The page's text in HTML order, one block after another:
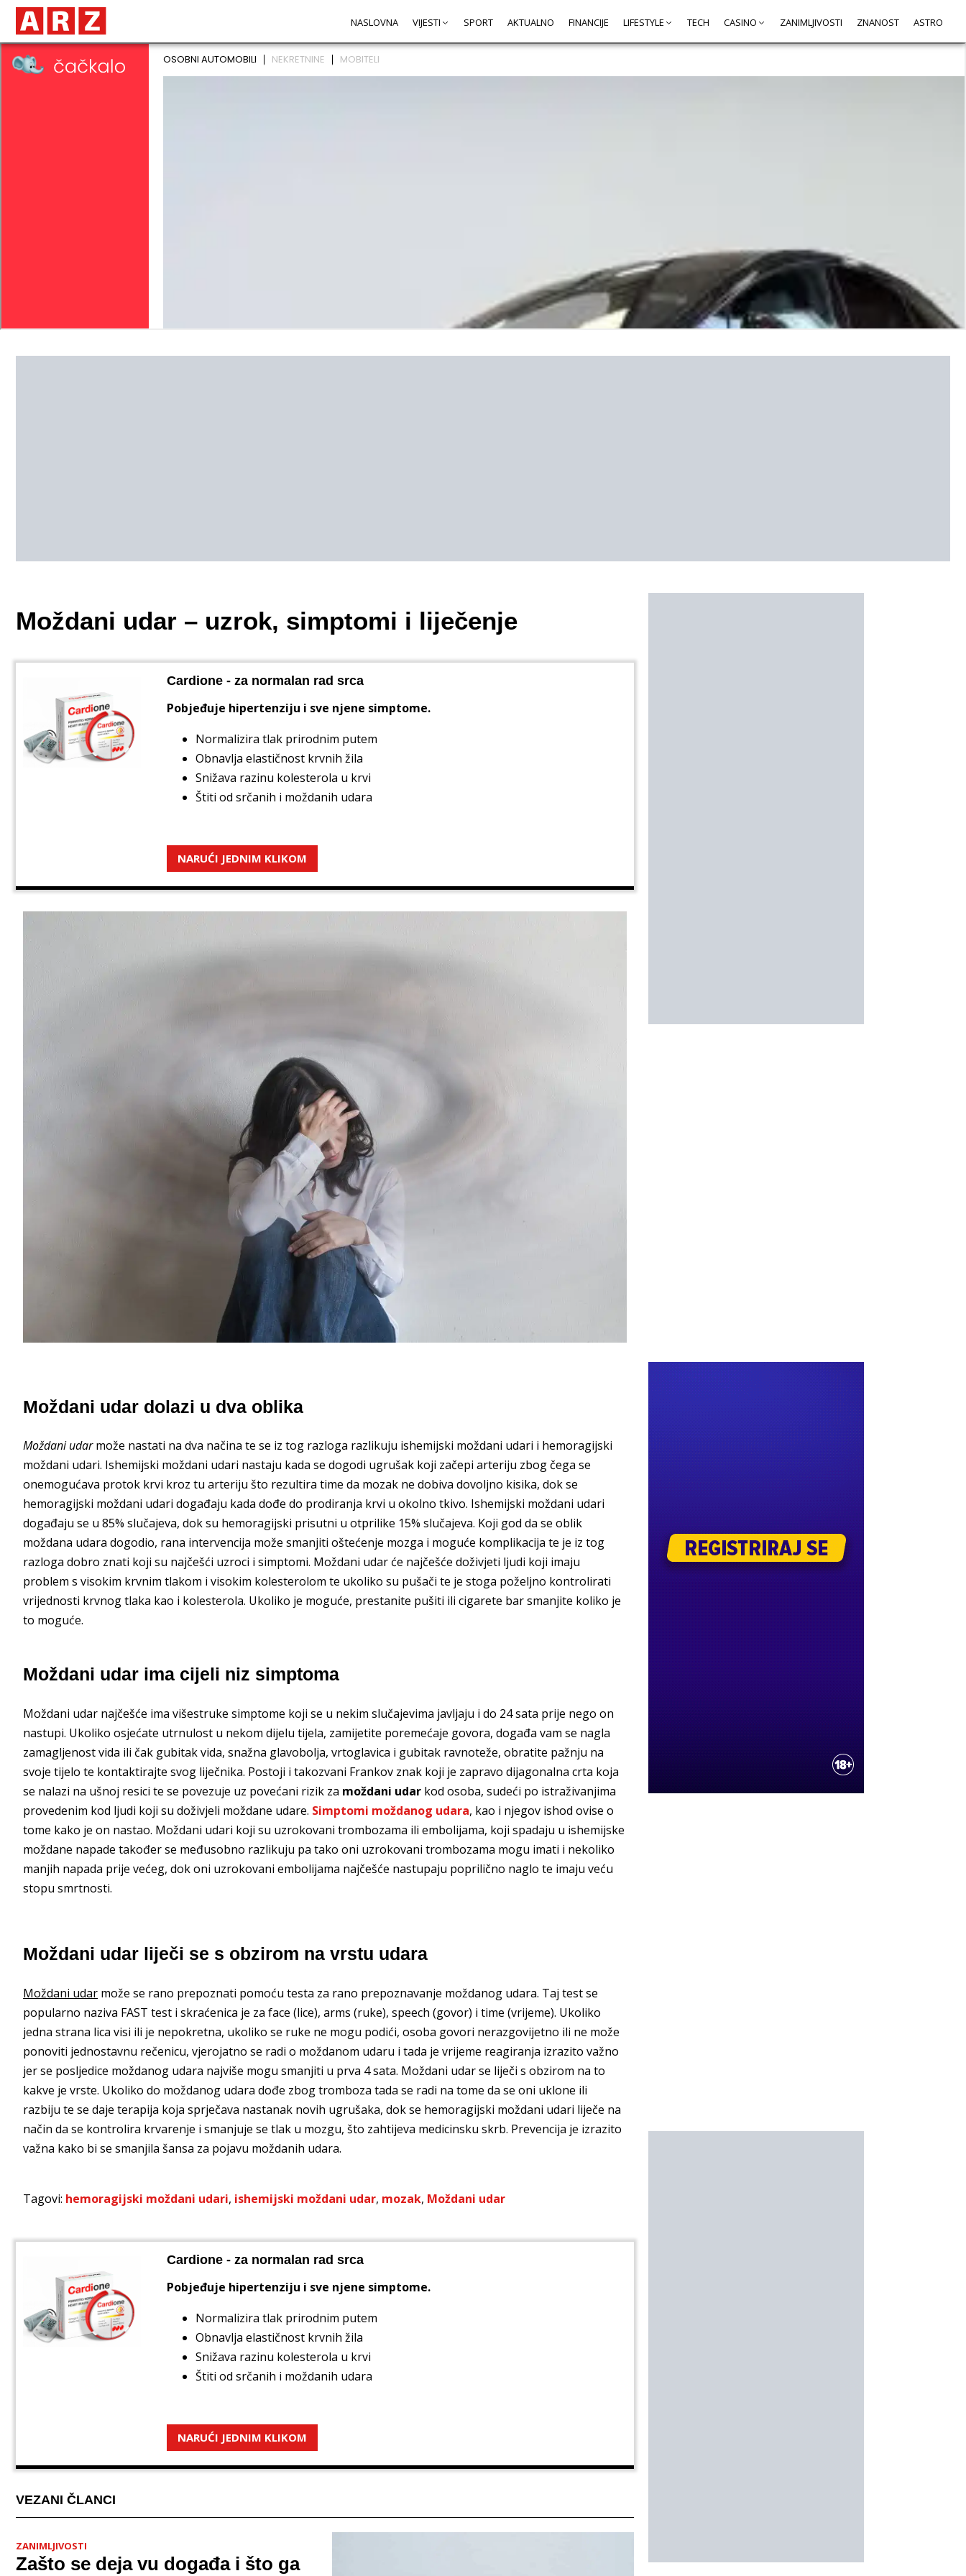
NASLOVNA VIJESTI SPORT AKTUALNO FINANCIJE LIFESTYLE TECH CASINO ZANIMLJIVOSTI ZNANOST ASTRO
Moždani udar – uzrok, simptomi i liječenje
Cardione - za normalan rad srca
Pobjeđuje hipertenziju i sve njene simptome.
Normalizira tlak prirodnim putem
Obnavlja elastičnost krvnih žila
Snižava razinu kolesterola u krvi
Štiti od srčanih i moždanih udara
NARUĆI JEDNIM KLIKOM
Moždani udar dolazi u dva oblika
Moždani udarmože nastati na dva načina te se iz tog razloga razlikuju ishemijski moždani udari i hemoragijski
moždani udari. Ishemijski moždani udari nastaju kada se dogodi ugrušak koji začepi arteriju zbog čega se
onemogućava protok krvi kroz tu arteriju što rezultira time da mozak ne dobiva dovoljno kisika, dok se
hemoragijski moždani udari događaju kada dođe do prodiranja krvi u okolno tkivo. Ishemijski moždani udari
događaju se u 85% slučajeva, dok su hemoragijski prisutni u otprilike 15% slučajeva. Koji god da se oblik
moždana udara dogodio, rana intervencija može smanjiti oštećenje mozga i moguće komplikacija te je iz tog
razloga dobro znati koji su najčešći uzroci i simptomi. Moždani udar će najčešće doživjeti ljudi koji imaju
problem s visokim krvnim tlakom i visokim kolesterolom te ukoliko su pušači te je stoga poželjno kontrolirati
vrijednosti krvnog tlaka kao i kolesterola. Ukoliko je moguće, prestanite pušiti ili cigarete bar smanjite koliko je
to moguće.
Moždani udar ima cijeli niz simptoma
Moždani udar najčešće ima višestruke simptome koji se u nekim slučajevima javljaju i do 24 sata prije nego on
nastupi. Ukoliko osjećate utrnulost u nekom dijelu tijela, zamijetite poremećaje govora, događa vam se nagla
zamagljenost vida ili čak gubitak vida, snažna glavobolja, vrtoglavica i gubitak ravnoteže, obratite pažnju na
svoje tijelo te kontaktirajte svog liječnika. Postoji i takozvani Frankov znak koji je zapravo dijagonalna crta koja
se nalazi na ušnoj resici te se povezuje uz povećani rizik za moždani udar kod osoba, sudeći po istraživanjima
provedenim kod ljudi koji su doživjeli moždane udare. Simptomi moždanog udara, kao i njegov ishod ovise o
tome kako je on nastao. Moždani udari koji su uzrokovani trombozama ili embolijama, koji spadaju u ishemijske
moždane napade također se međusobno razlikuju pa tako oni uzrokovani trombozama mogu imati i nekoliko
manjih napada prije većeg, dok oni uzrokovani embolijama najčešće nastupaju poprilično naglo te imaju veću
stopu smrtnosti.
Moždani udar liječi se s obzirom na vrstu udara
Moždani udar može se rano prepoznati pomoću testa za rano prepoznavanje moždanog udara. Taj test se
popularno naziva FAST test i skraćenica je za face (lice), arms (ruke), speech (govor) i time (vrijeme). Ukoliko
jedna strana lica visi ili je nepokretna, ukoliko se ruke ne mogu podići, osoba govori nerazgovijetno ili ne može
ponoviti jednostavnu rečenicu, vjerojatno se radi o moždanom udaru i tada je vrijeme reagiranja izrazito važno
jer se posljedice moždanog udara najviše mogu smanjiti u prva 4 sata. Moždani udar se liječi s obzirom na to
kakve je vrste. Ukoliko do moždanog udara dođe zbog tromboza tada se radi na tome da se oni uklone ili
razbiju te se daje terapija koja sprječava nastanak novih ugrušaka, dok se hemoragijski moždani udari liječe na
način da se kontrolira krvarenje i smanjuje se tlak u mozgu, što zahtijeva medicinsku skrb. Prevencija je izrazito
važna kako bi se smanjila šansa za pojavu moždanih udara.
Tagovi: hemoragijski moždani udari, ishemijski moždani udar, mozak, Moždani udar
Cardione - za normalan rad srca
Pobjeđuje hipertenziju i sve njene simptome.
Normalizira tlak prirodnim putem
Obnavlja elastičnost krvnih žila
Snižava razinu kolesterola u krvi
Štiti od srčanih i moždanih udara
NARUĆI JEDNIM KLIKOM
VEZANI ČLANCI
ZANIMLJIVOSTI
Zašto se deja vu događa i što ga